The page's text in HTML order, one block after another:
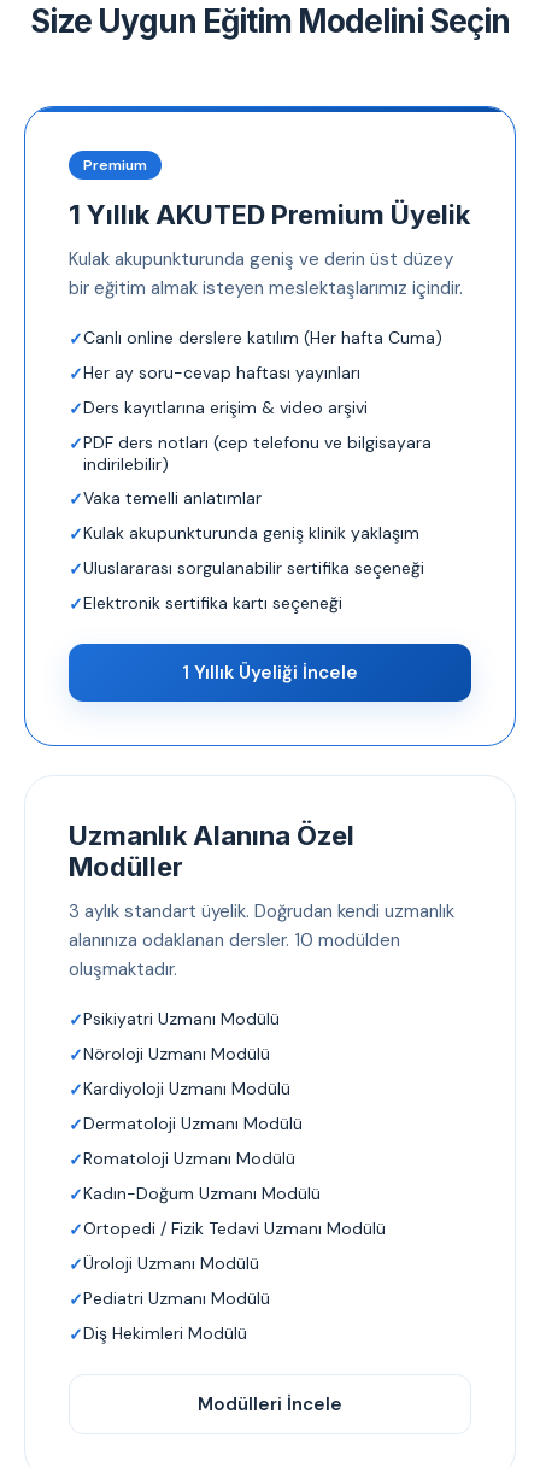
Size Uygun Eğitim Modelini Seçin
Premium
1 Yıllık AKUTED Premium Üyelik
Kulak akupunkturunda geniş ve derin üst düzey
bir eğitim almak isteyen meslektaşlarımız içindir.
Canlı online derslere katılım (Her hafta Cuma)
Her ay soru-cevap haftası yayınları
Ders kayıtlarına erişim & video arşivi
PDF ders notları (cep telefonu ve bilgisayara
indirilebilir)
Vaka temelli anlatımlar
Kulak akupunkturunda geniş klinik yaklaşım
Uluslararası sorgulanabilir sertifika seçeneği
Elektronik sertifika kartı seçeneği
1 Yıllık Üyeliği İncele
Uzmanlık Alanına Özel
Modüller
3 aylık standart üyelik. Doğrudan kendi uzmanlık
alanınıza odaklanan dersler. 10 modülden
oluşmaktadır.
Psikiyatri Uzmanı Modülü
Nöroloji Uzmanı Modülü
Kardiyoloji Uzmanı Modülü
Dermatoloji Uzmanı Modülü
Romatoloji Uzmanı Modülü
Kadın-Doğum Uzmanı Modülü
Ortopedi / Fizik Tedavi Uzmanı Modülü
Üroloji Uzmanı Modülü
Pediatri Uzmanı Modülü
Diş Hekimleri Modülü
Modülleri İncele